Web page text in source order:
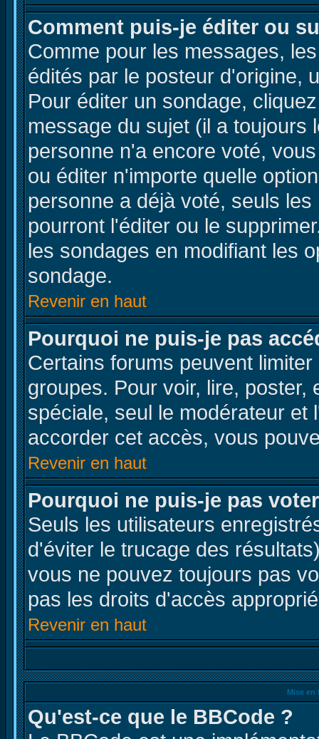
Comment puis-je éditer ou
Comme pour les messages,
édités par le posteur d'origine,
Pour éditer un sondage,
message du sujet (il a toujours
personne n'a encore voté,
ou éditer n'importe quelle
personne a déjà voté, seuls
pourront l'éditer ou le
les sondages en modifiant les
sondage.
Revenir en haut
Pourquoi ne puis-je pas
Certains forums peuvent
groupes. Pour voir, lire,
spéciale, seul le modérateur
accorder cet accès, vous
Revenir en haut
Pourquoi ne puis-je pas
Seuls les utilisateurs
d'éviter le trucage des
vous ne pouvez toujours pas
pas les droits d'accès
Revenir en haut
Mise en
Qu'est-ce que le BBCode ?